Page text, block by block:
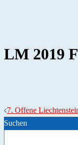
LM 2019
7. Offene
Suchen